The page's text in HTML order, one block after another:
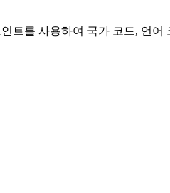
트를 사용하여 국가 코드, 언어